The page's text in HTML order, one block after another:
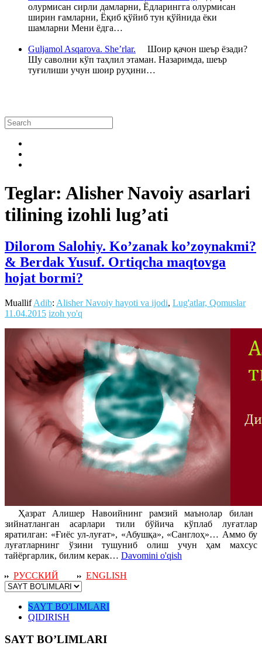
олурмисан сирли дамларни, Ёдларингга олурмисан
ширин ғамларни, Ёқиб қўйиб тун қўйнида ёки
шамларни Мени ёдга…
Guljamol Asqarova. She’rlar. Шоир қачон шеър ёзади?
Шу саволни кўп таҳлил этаман. Назаримда, шеър
туғилиши учун шоир руҳини…
Teglar: Alisher Navoiy asarlari
tilining izohli lug’ati
Dilorom Salohiy. Ko’zanak ko’zoynakmi?
& Berdak Yusuf. Ortiqcha maqtovga
hojat bormi?
MuallifAdib: Alisher Navoiy hayoti va ijodi, Lug'atlar, Qomuslar
11.04.2015 izoh yo'q
Ҳазрат Алишер Навоийнинг рамзий маънолар билан
зийнатланган асарлари тили бўйича кўплаб луғатлар
яратилган: «Ғиёс ул-луғат», «Абушқа», «Санглоҳ»… Аммо бу
луғатларнинг ўзини тушуниб олиш учун ҳам махсус
тайёргарлик, билим керак… Davomini o'qish
РУССКИЙ
ENGLISH
SAYT BO'LIMLARI
QIDIRISH
SAYT BO’LIMLARI